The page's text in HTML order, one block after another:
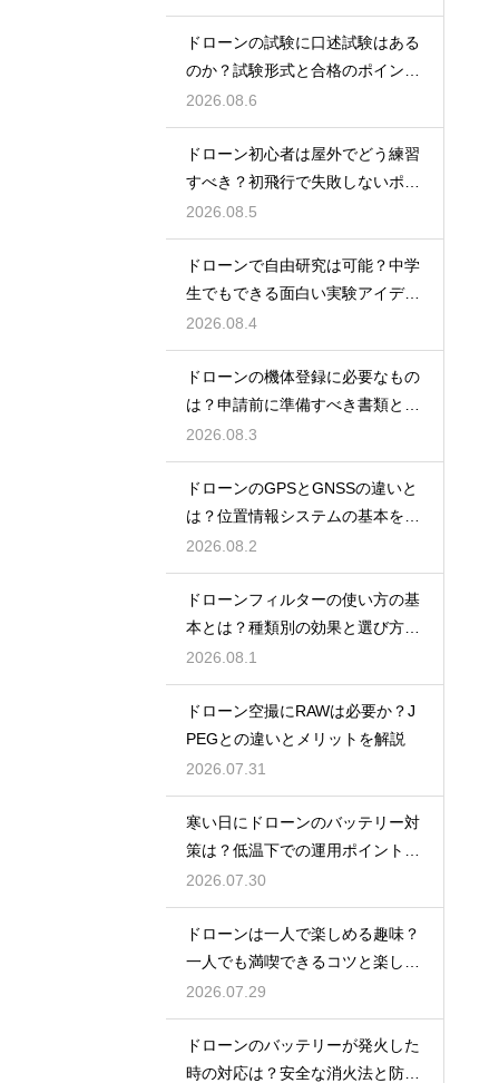
ドローンの試験に口述試験はある
のか？試験形式と合格のポイント
を解説
2026.08.6
ドローン初心者は屋外でどう練習
すべき？初飛行で失敗しないポイ
ント
2026.08.5
ドローンで自由研究は可能？中学
生でもできる面白い実験アイデア
を紹介
2026.08.4
ドローンの機体登録に必要なもの
は？申請前に準備すべき書類と情
報
2026.08.3
ドローンのGPSとGNSSの違いと
は？位置情報システムの基本を解
説
2026.08.2
ドローンフィルターの使い方の基
本とは？種類別の効果と選び方を
解説
2026.08.1
ドローン空撮にRAWは必要か？J
PEGとの違いとメリットを解説
2026.07.31
寒い日にドローンのバッテリー対
策は？低温下での運用ポイントと
注意点
2026.07.30
ドローンは一人で楽しめる趣味？
一人でも満喫できるコツと楽しみ
方
2026.07.29
ドローンのバッテリーが発火した
時の対応は？安全な消火法と防止